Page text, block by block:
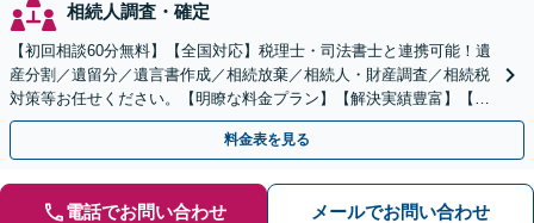
相続人調査・確定
【初回相談60分無料】【全国対応】税理士・司法書士と連携可能！遺
産分割／遺留分／遺言書作成／相続放棄／相続人・財産調査／相続税
対策等お任せください。【明瞭な料金プラン】【解決実績豊富】【電
話相談可】
料金表を見る
電話でお問い合わせ メールでお問い合わせ